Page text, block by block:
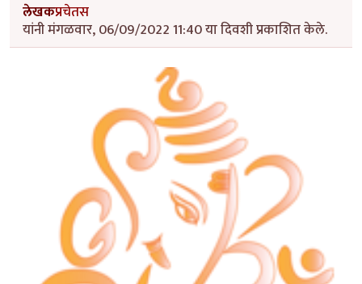
लेखकप्रचेतस
यांनी मंगळवार, 06/09/2022 11:40 या दिवशी प्रकाशित केले.